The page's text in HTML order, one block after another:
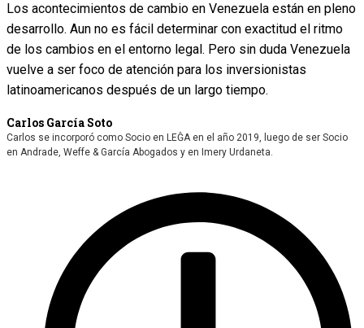
Los acontecimientos de cambio en Venezuela están en pleno
desarrollo. Aun no es fácil determinar con exactitud el ritmo
de los cambios en el entorno legal. Pero sin duda Venezuela
vuelve a ser foco de atención para los inversionistas
latinoamericanos después de un largo tiempo.
Carlos García Soto
Carlos se incorporó como Socio en LEĜA en el año 2019, luego de ser Socio
en Andrade, Weffe & García Abogados y en Imery Urdaneta.